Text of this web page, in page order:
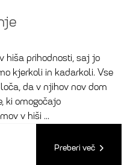
hiša prihodnosti, saj jo
kjerkoli in kadarkoli. Vse
da v njihov nov dom
ki omogočajo
v hiši ...
Preberi več